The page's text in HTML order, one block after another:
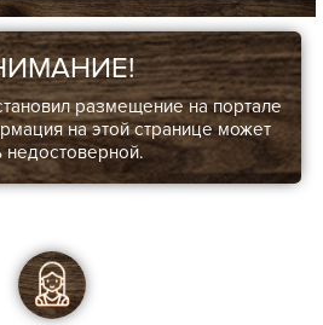
размещение на портале
на этой странице может
недостоверной.